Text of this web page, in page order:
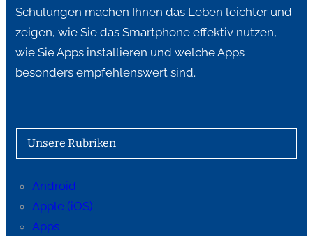
Schulungen machen Ihnen das Leben leichter und
zeigen, wie Sie das Smartphone effektiv nutzen,
wie Sie Apps installieren und welche Apps
besonders empfehlenswert sind.
Unsere Rubriken
Android
Apple (iOS)
Apps